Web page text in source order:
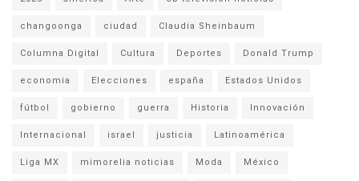
changoonga ciudad Claudia Sheinbaum
Columna Digital Cultura Deportes Donald Trump
economia Elecciones españa Estados Unidos
fútbol gobierno guerra Historia Innovación
Internacional israel justicia Latinoamérica
Liga MX mimorelia noticias Moda México